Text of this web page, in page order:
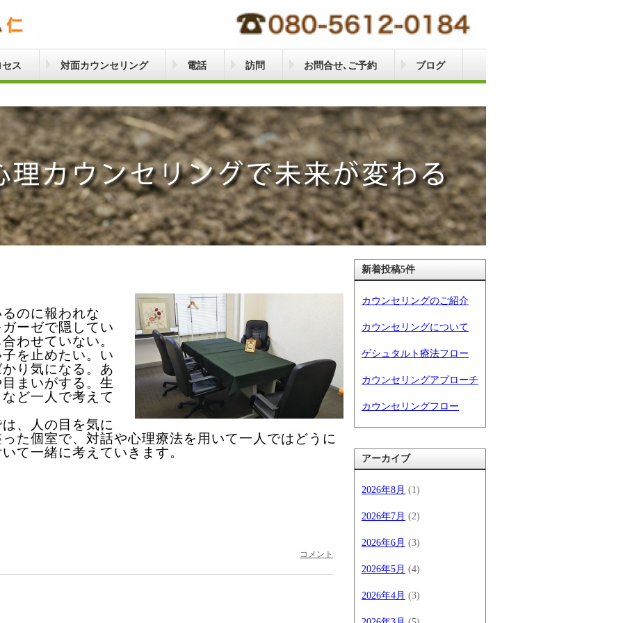
ス 対面カウンセリング 電話 訪問 お問合せ､ご予約 ブログ
のに報われな
ーゼで隠してい
わせていない。
を止めたい。い
り気になる。あ
まいがする。生
ど一人で考えて
、人の目を気に
た個室で、対話や心理療法を用いて一人ではどうに
て一緒に考えていきます。
コメント
新着投稿5件
カウンセリングのご紹介
カウンセリングについて
ゲシュタルト療法フロー
カウンセリングアプローチ
カウンセリングフロー
アーカイブ
2026年8月 (1)
2026年7月 (2)
2026年6月 (3)
2026年5月 (4)
2026年4月 (3)